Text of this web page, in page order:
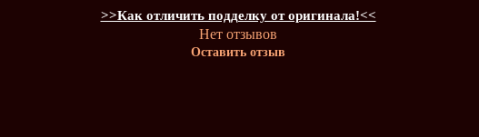
>>Как отличить подделку от оригинала!<<
Нет отзывов
Оставить отзыв